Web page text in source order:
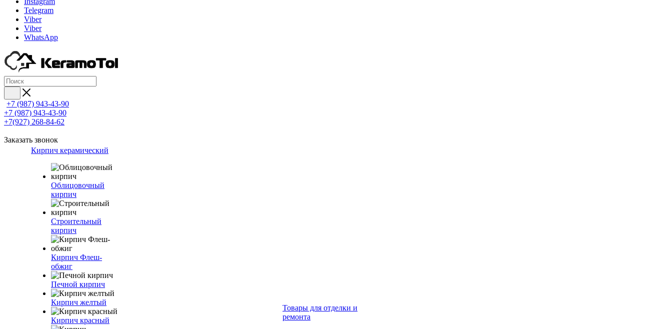
Telegram
Viber
Viber
WhatsApp
+7 (987) 943-43-90
+7 (987) 943-43-90
+7(927) 268-84-62
Заказать звонок
Кирпич керамический
Облицовочный
кирпич
Строительный
кирпич
Кирпич Флеш-
обжиг
Печной кирпич
Кирпич желтый
Кирпич красный
Товары для отделки и
ремонта